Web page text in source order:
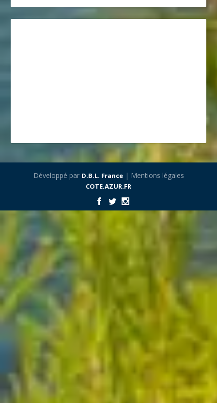
Développé par D.B.L. France| Mentions légales
COTE.AZUR.FR